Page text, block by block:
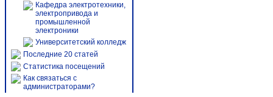
Кафедра электротехники,
электропривода и
промышленной
электроники
Университетский колледж
Последние 20 статей
Статистика посещений
Как связаться с
администраторами?